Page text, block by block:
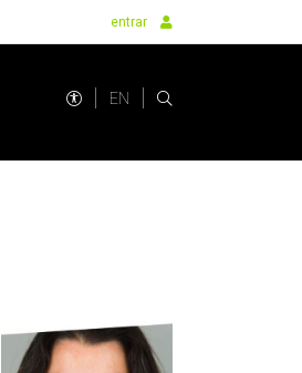
entrar
EN